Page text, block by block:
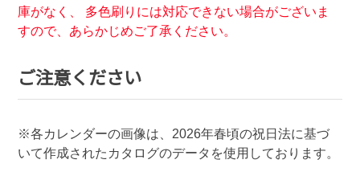
庫がなく、 多色刷りには対応できない場合がございま
すので、あらかじめご了承ください。
ご注意ください
※各カレンダーの画像は、 2026年春頃の祝日法に基づ
いて作成されたカタログのデータを使用しております。